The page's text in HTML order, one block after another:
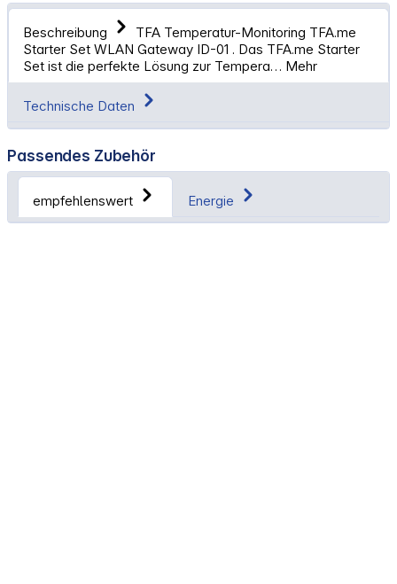
Beschreibung
TFA Temperatur-Monitoring TFA.me
Starter Set WLAN Gateway ID-01 . Das TFA.me Starter
Set ist die perfekte Lösung zur Tempera… Mehr
Technische Daten
Passendes Zubehör
empfehlenswert Energie